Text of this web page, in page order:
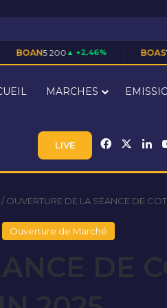
▲ +2,46% BOAS7 710 ▲ +1,45%
MARCHES
LIVE Facebook
/ OUVERTURE DE LA SÉANCE DE
Ouverture de Marché